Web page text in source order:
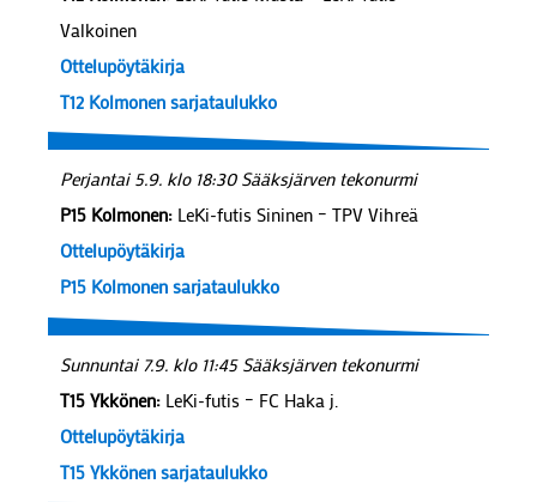
Valkoinen
Ottelupöytäkirja
T12 Kolmonen sarjataulukko
Perjantai 5.9. klo 18:30 Sääksjärven tekonurmi
P15 Kolmonen: LeKi-futis Sininen – TPV Vihreä
Ottelupöytäkirja
P15 Kolmonen sarjataulukko
Sunnuntai 7.9. klo 11:45 Sääksjärven tekonurmi
T15 Ykkönen: LeKi-futis – FC Haka j.
Ottelupöytäkirja
T15 Ykkönen sarjataulukko